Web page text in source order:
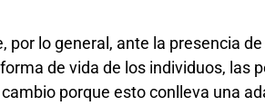
por lo general, ante la presencia
de vida de los individuos, las
porque esto conlleva una